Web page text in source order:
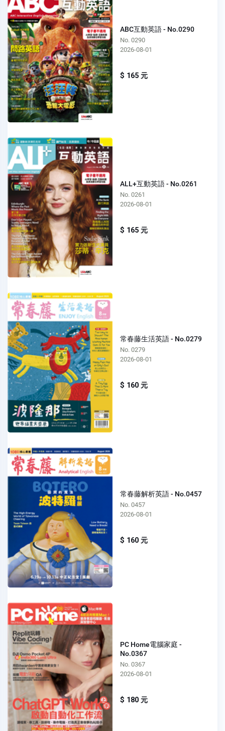
ABC互動英語 - No.0290
No. 0290
2026-08-01
$ 165 元
ALL+互動英語 - No.0261
No. 0261
2026-08-01
$ 165 元
常春藤生活英語 - No.0279
No. 0279
2026-08-01
$ 160 元
常春藤解析英語 - No.0457
No. 0457
2026-08-01
$ 160 元
PC Home電腦家庭 -
No.0367
No. 0367
2026-08-01
$ 180 元